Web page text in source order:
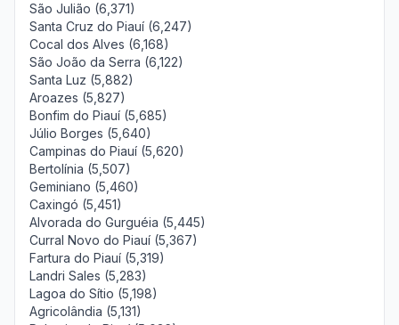
São Julião (6,371)
Santa Cruz do Piauí (6,247)
Cocal dos Alves (6,168)
São João da Serra (6,122)
Santa Luz (5,882)
Aroazes (5,827)
Bonfim do Piauí (5,685)
Júlio Borges (5,640)
Campinas do Piauí (5,620)
Bertolínia (5,507)
Geminiano (5,460)
Caxingó (5,451)
Alvorada do Gurguéia (5,445)
Curral Novo do Piauí (5,367)
Fartura do Piauí (5,319)
Landri Sales (5,283)
Lagoa do Sítio (5,198)
Agricolândia (5,131)